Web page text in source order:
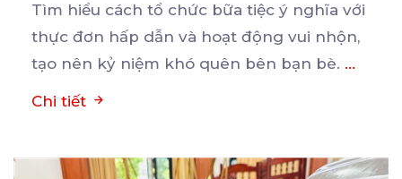
Tìm hiểu cách tổ chức bữa tiệc ý nghĩa với
thực đơn hấp dẫn và hoạt động vui nhộn,
tạo nên kỷ niệm khó quên bên bạn bè. ...
Chi tiết